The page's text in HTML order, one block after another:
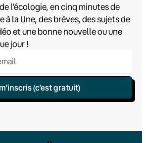
l’écologie, en cinq minutes de
à la Une, des brèves, des sujets de
et une bonne nouvelle ou une
jour !
(c’est gratuit)